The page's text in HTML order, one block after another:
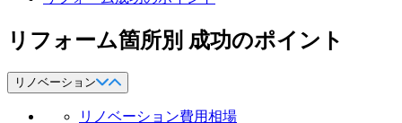
リフォーム箇所別 成功のポイント
リノベーション
リノベーション費用相場